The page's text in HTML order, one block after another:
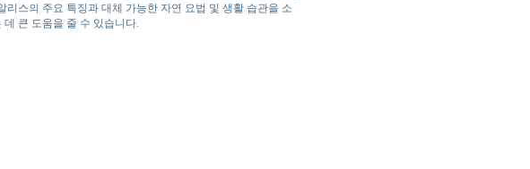
스의 주요 특징과 대체 가능한 자연 요법 및 생활 습관을 소
큰 도움을 줄 수 있습니다.